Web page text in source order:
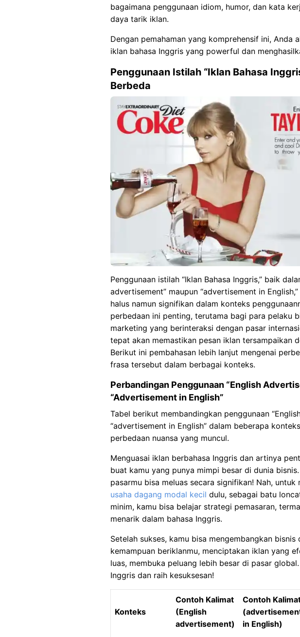
bagaimana penggunaan idiom, humor, dan kata
daya tarik iklan.
Dengan pemahaman yang komprehensif ini, Anda
iklan bahasa Inggris yang powerful dan
Penggunaan Istilah “Iklan Bahasa
Berbeda
Penggunaan istilah “Iklan Bahasa Inggris,” baik
advertisement” maupun “advertisement in
halus namun signifikan dalam konteks
perbedaan ini penting, terutama bagi para pelaku
marketing yang berinteraksi dengan pasar
tepat akan memastikan pesan iklan tersampaikan
Berikut ini pembahasan lebih lanjut mengenai
frasa tersebut dalam berbagai konteks.
Perbandingan Penggunaan “English
“Advertisement in English”
Tabel berikut membandingkan penggunaan
“advertisement in English” dalam beberapa
perbedaan nuansa yang muncul.
Menguasai iklan berbahasa Inggris dan artinya
buat kamu yang punya mimpi besar di dunia
pasarmu bisa meluas secara signifikan! Nah, untuk
usaha dagang modal kecil dulu, sebagai batu
minim, kamu bisa belajar strategi pemasaran,
menarik dalam bahasa Inggris.
Setelah sukses, kamu bisa mengembangkan bisnis
kemampuan beriklanmu, menciptakan iklan yang
luas, membuka peluang lebih besar di pasar
Inggris dan raih kesuksesan!
Konteks
Contoh Kalimat
(English
advertisement)
Contoh
in English)